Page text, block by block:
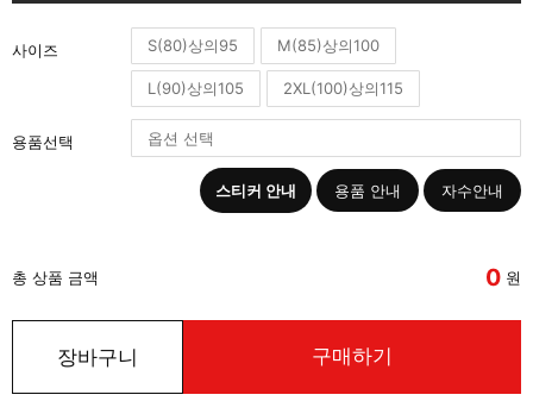
사이즈 S(80)상의95 M(85)상의100
L(90)상의105 2XL(100)상의115
용품선택
스티커 안내 용품 안내 자수안내
총 상품 금액 0 원
장바구니 구매하기